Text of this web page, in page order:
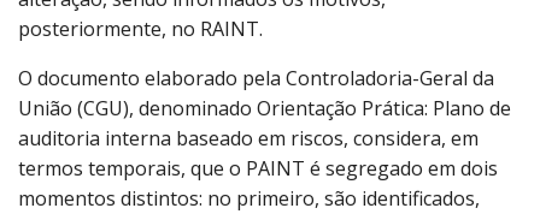
posteriormente, no RAINT.
O documento elaborado pela Controladoria-Geral da
União (CGU), denominado Orientação Prática: Plano de
auditoria interna baseado em riscos, considera, em
termos temporais, que o PAINT é segregado em dois
momentos distintos: no primeiro, são identificados,